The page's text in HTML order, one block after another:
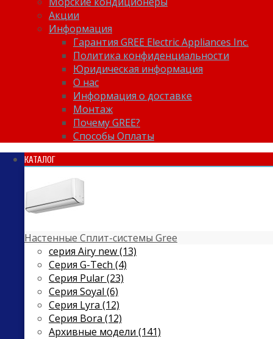
Акции
Информация
Гарантия GREE Electric Appliances Inc.
Политика конфиденциальности
Юридическая информация
О нас
Информация о доставке
Монтаж
Почему GREE?
Способы Оплаты
КАТАЛОГ
Настенные Сплит-системы Gree
серия Airy new (13)
Серия G-Tech (4)
Серия Pular (23)
Cерия Soyal (6)
Серия Lyra (12)
Серия Bora (12)
Архивные модели (141)